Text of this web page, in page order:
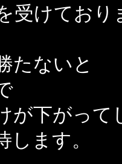
受けており
たないと
が下がって
します。